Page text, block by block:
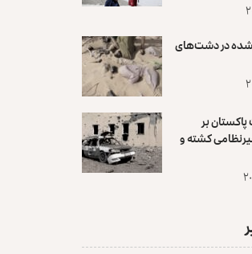
مفقودشده در دشت‌های
بر
هزار و ۱۸۷ غیرنظامی کشته و